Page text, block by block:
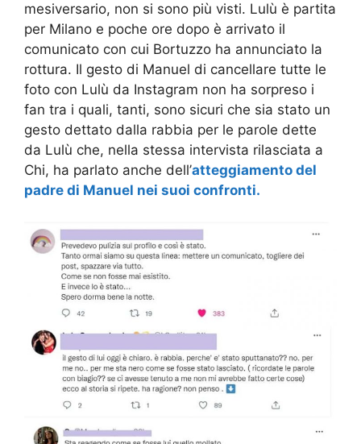
mesiversario, non si sono più visti. Lulù è partita
per Milano e poche ore dopo è arrivato il
comunicato con cui Bortuzzo ha annunciato la
rottura. Il gesto di Manuel di cancellare tutte le
foto con Lulù da Instagram non ha sorpreso i
fan tra i quali, tanti, sono sicuri che sia stato un
gesto dettato dalla rabbia per le parole dette
da Lulù che, nella stessa intervista rilasciata a
Chi, ha parlato anche dell’atteggiamento del
padre di Manuel nei suoi confronti.